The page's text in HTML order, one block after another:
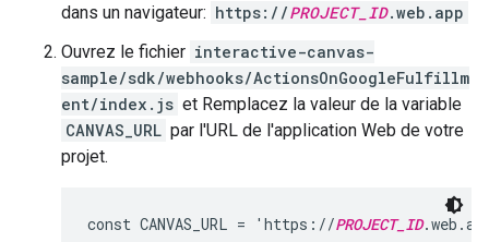
dans un navigateur: https://PROJECT_ID.web.app
Ouvrez le fichier interactive-canvas-
sample/sdk/webhooks/ActionsOnGoogleFulfillm
ent/index.js et Remplacez la valeur de la variable
CANVAS_URL par l'URL de l'application Web de votre
projet.
const CANVAS_URL = 'https://PROJECT_ID